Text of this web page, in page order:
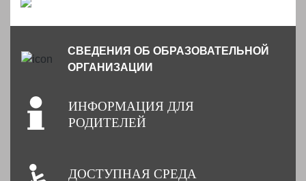
СВЕДЕНИЯ ОБ ОБРАЗОВАТЕЛЬНОЙ
ОРГАНИЗАЦИИ
ИНФОРМАЦИЯ ДЛЯ
РОДИТЕЛЕЙ
ДОСТУПНАЯ СРЕДА